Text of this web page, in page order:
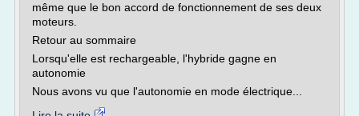
même que le bon accord de fonctionnement de ses deux
moteurs.
Retour au sommaire
Lorsqu'elle est rechargeable, l'hybride gagne en
autonomie
Nous avons vu que l'autonomie en mode électrique...